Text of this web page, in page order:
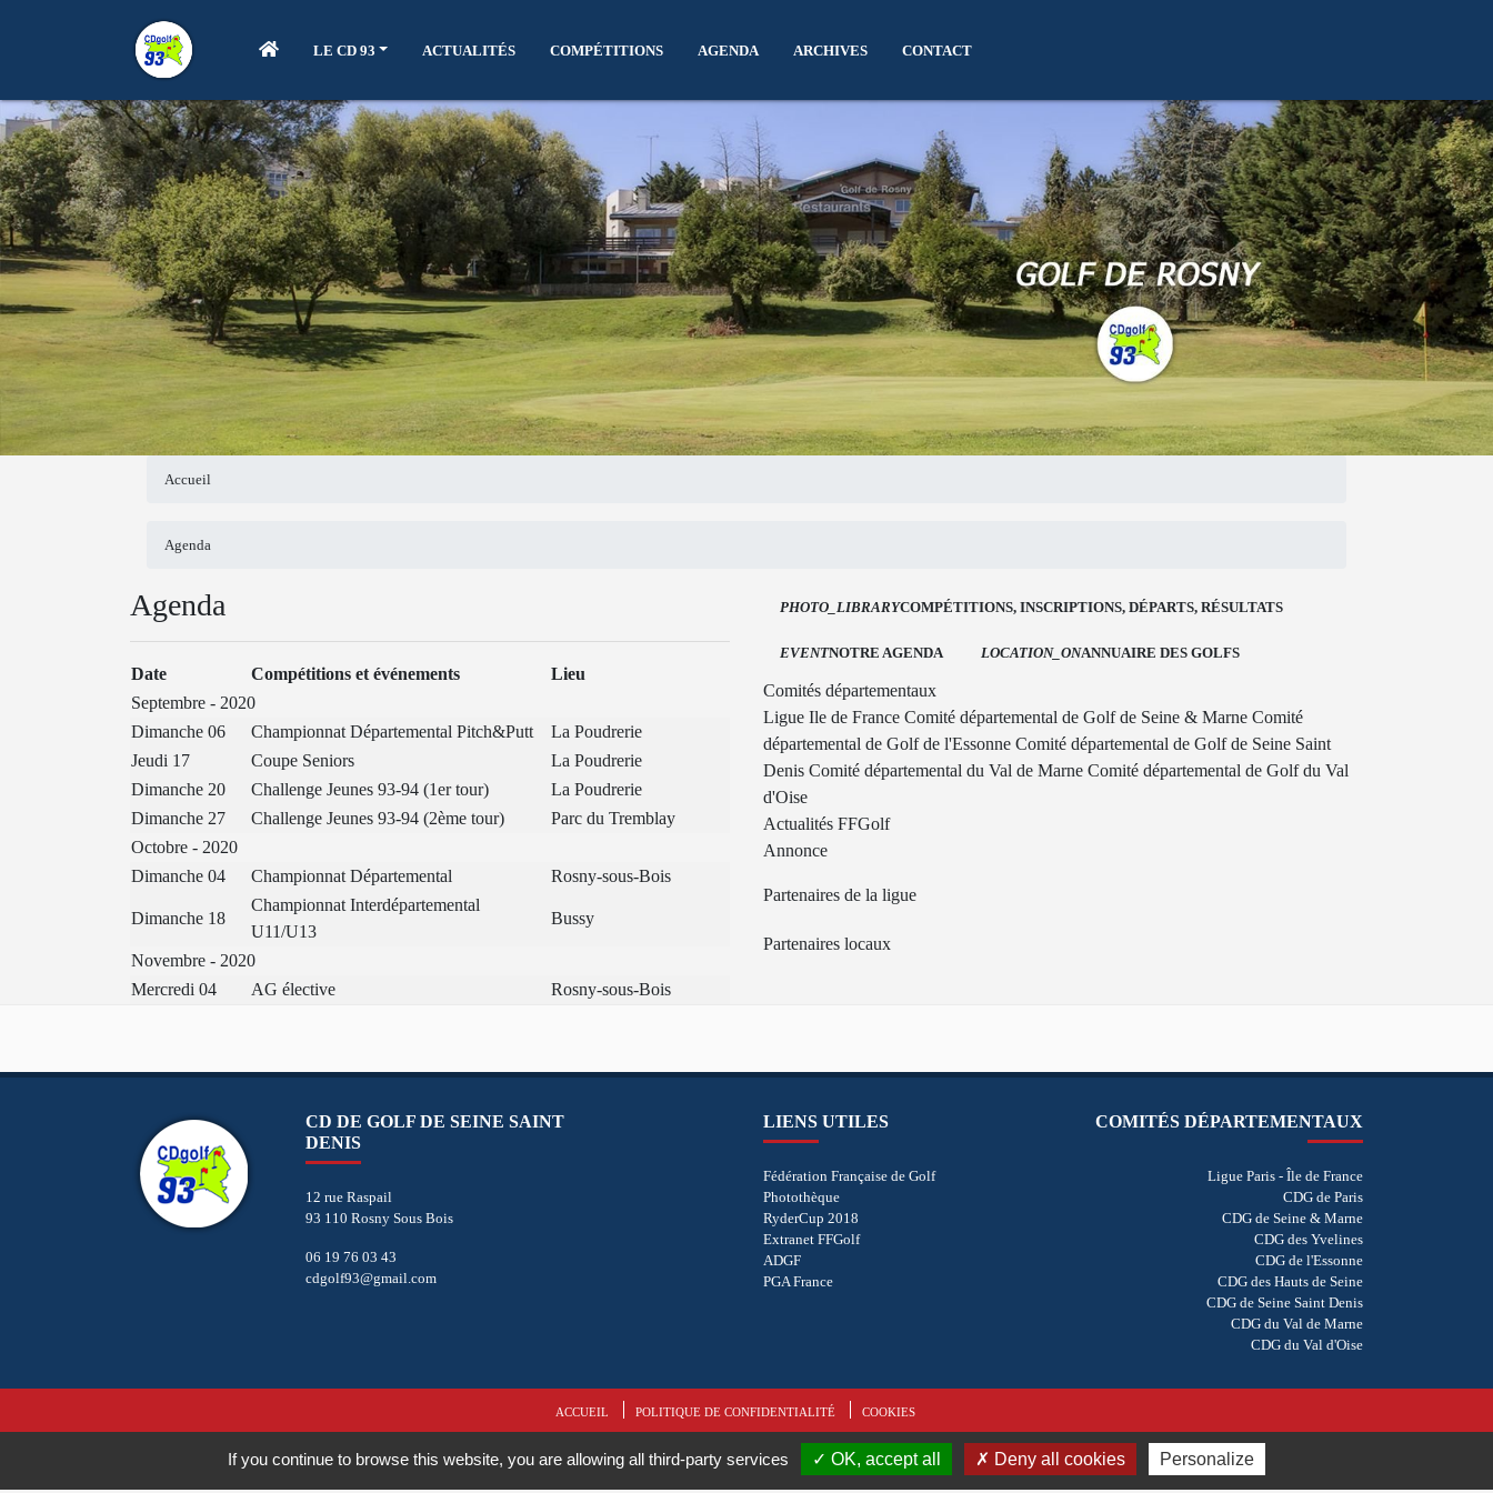
LE CD 93 ACTUALITÉS COMPÉTITIONS AGENDA ARCHIVES CONTACT
Accueil
Agenda
Agenda
Date Compétitions et événements
Lieu
Septembre - 2020
Dimanche 06
Championnat Départemental Pitch&Putt
La Poudrerie
Jeudi 17
Coupe Seniors
La Poudrerie
Dimanche 20
Challenge Jeunes 93-94 (1er tour)
La Poudrerie
Dimanche 27
Challenge Jeunes 93-94 (2ème tour)
Parc du Tremblay
Octobre - 2020
Dimanche 04
Championnat Départemental Rosny-sous-Bois
Dimanche 18
Championnat Interdépartemental
U11/U13
Bussy
Novembre - 2020
Mercredi 04
AG élective Rosny-sous-Bois
PHOTO_LIBRARYCOMPÉTITIONS, INSCRIPTIONS, DÉPARTS, RÉSULTATS
EVENTNOTRE AGENDA LOCATION_ONANNUAIRE DES GOLFS
Comités départementaux
Ligue Ile de France Comité départemental de Golf de Seine & Marne Comité
départemental de Golf de l'Essonne Comité départemental de Golf de Seine Saint
Denis Comité départemental du Val de Marne Comité départemental de Golf du Val
d'Oise
Actualités FFGolf
Annonce
Partenaires de la ligue
Partenaires locaux
CD DE GOLF DE SEINE SAINT
DENIS
12 rue Raspail
93 110 Rosny Sous Bois
06 19 76 03 43
cdgolf93@gmail.com
LIENS UTILES
Fédération Française de Golf
Photothèque
RyderCup 2018
Extranet FFGolf
ADGF
PGA France
COMITÉS DÉPARTEMENTAUX
Ligue Paris - Île de France
CDG de Paris
CDG de Seine & Marne
CDG des Yvelines
CDG de l'Essonne
CDG des Hauts de Seine
CDG de Seine Saint Denis
CDG du Val de Marne
CDG du Val d'Oise
ACCUEIL POLITIQUE DE CONFIDENTIALITÉ COOKIES
Copyright © 2026 - CD de Golf de Seine Saint Denis. Tous droits réservés. Réalisation
If you continue to browse this website, you are allowing all third-party services OK, accept all Deny all cookies Personalize